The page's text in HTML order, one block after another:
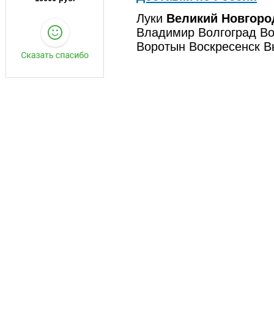
Луки Великий
Владимир Волгоград
Воротын Воскресенск